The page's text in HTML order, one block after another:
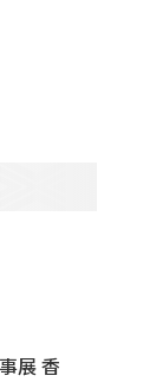
展 香